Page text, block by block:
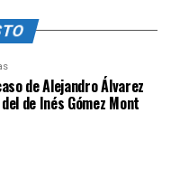
de Alejandro Álvarez
de Inés Gómez Mont